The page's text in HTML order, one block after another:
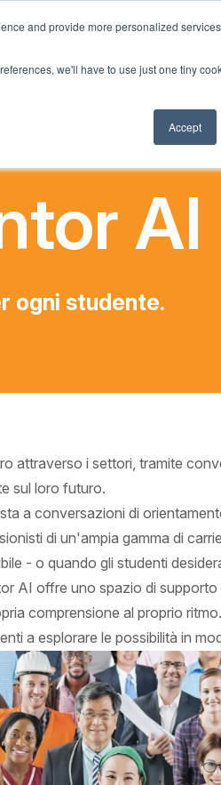
and provide more personalized
we'll have to use just one tiny
Accept
AI
ogni studente.
attraverso i settori, tramite
sul loro futuro.
a conversazioni di
di un'ampia gamma di
- o quando gli studenti
AI offre uno spazio di supporto
comprensione al proprio
a esplorare le possibilità in